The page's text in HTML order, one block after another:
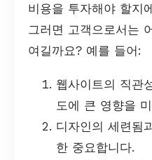
비용을 투자해야 할지
그러면 고객으로서는
여길까요? 예를 들어:
웹사이트의 직관
도에 큰 영향을
디자인의 세련됨
한 중요합니다.